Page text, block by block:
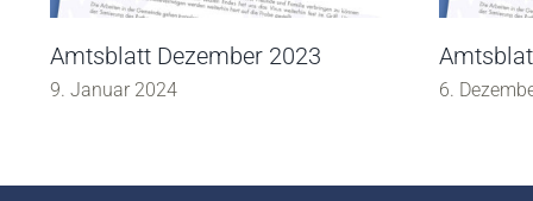
Amtsblatt Dezember 2023
9. Januar 2024 6.